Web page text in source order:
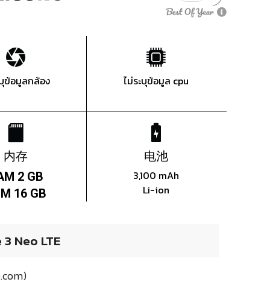
ข้อมูลกล้อง ไม่ระบุข้อมูล cpu
内存
2 GB
16 GB
电池
3,100 mAh
Li-ion
Neo LTE